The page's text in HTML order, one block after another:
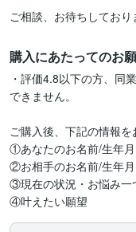
ご相談、お待ちしており
購入にあたってのお
・評価4.8以下の方、同
できません。
ご購入後、下記の情報を
①あなたのお名前/生年
②お相手のお名前/生年
③現在の状況・お悩み一
④叶えたい願望